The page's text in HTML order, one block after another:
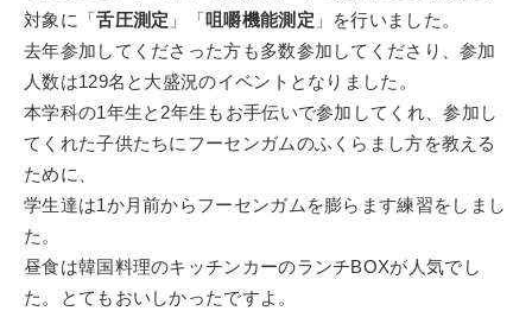
対象に「舌圧測定 」「咀嚼機能測定 」を行いました。
去年参加してくださった方も多数参加してくださり、参加
人数は129名と大盛況のイベントとなりました。
本学科の1年生と 2年生もお手伝いで参加してくれ、参加し
てくれた子供たちにフーセンガムのふくらまし方を教える
ために、
学生達は1か月前からフーセンガムを膨らます練習をしまし
た。
昼食は韓国料理のキッチンカーのランチBOXが人気でし
た。とてもおいしかったですよ。